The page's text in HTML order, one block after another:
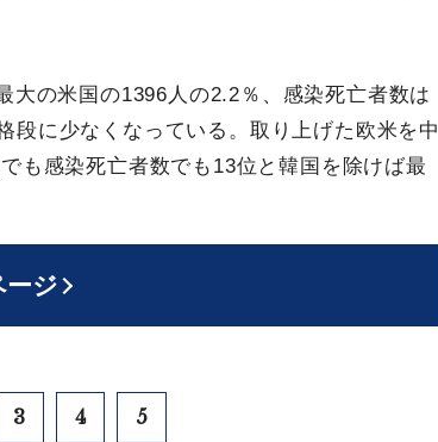
大の米国の1396人の2.2％、感染死亡者数は
段に少なくなっている。取り上げた欧米を中
も感染死亡者数でも13位と韓国を除けば最
ージ
3 4 5